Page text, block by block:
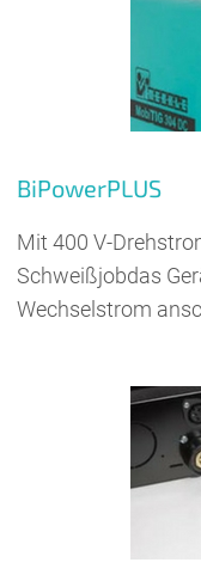
BiPowerPLUS
Mit 400 V-
Schweißjobdas
Wechselstrom